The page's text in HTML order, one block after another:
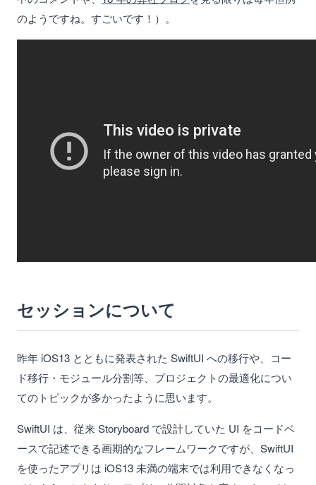
のようですね。すごいです！）。
セッションについて
昨年 iOS13 とともに発表された SwiftUI への移行や、コー
ド移行・モジュール分割等、プロジェクトの最適化につい
てのトピックが多かったように思います。
SwiftUI は、従来 Storyboard で設計していた UI をコードベ
ースで記述できる画期的なフレームワークですが、SwiftUI
を使ったアプリは iOS13 未満の端末では利用できなくなっ